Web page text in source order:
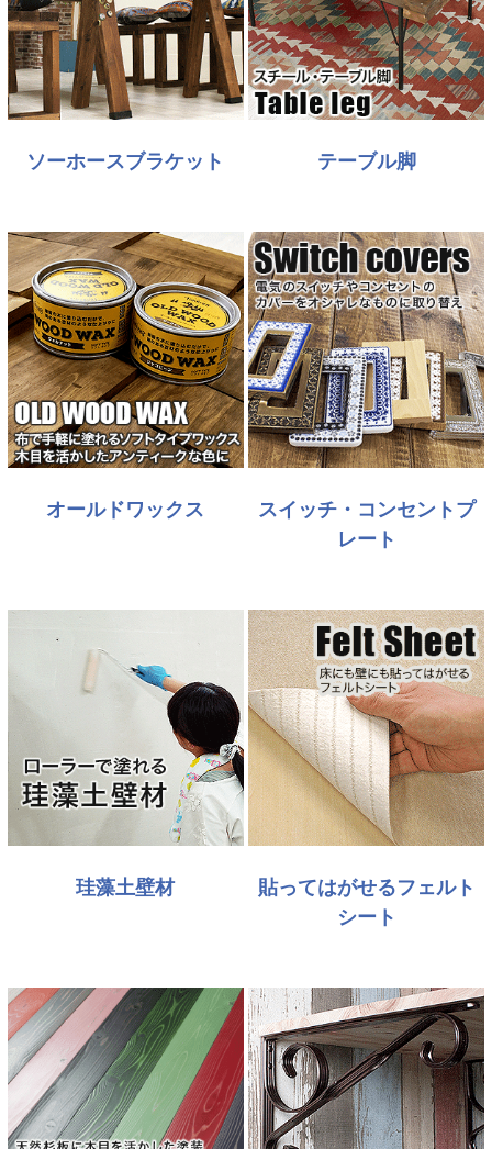
ソーホースブラケット テーブル脚
オールドワックス
スイッチ・コンセントプ
レート
珪藻土壁材
貼ってはがせるフェルト
シート